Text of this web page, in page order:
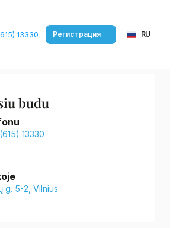
13330 Регистрация
Select Language
RU
būdu
13330
g. 5-2, Vilnius